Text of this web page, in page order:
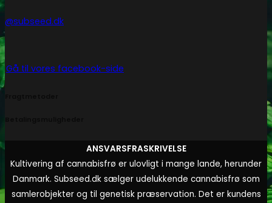
@subseed.dk
Gå til vores facebook-side
ANSVARSFRASKRIVELSE
Kultivering af cannabisfrø er ulovligt i mange lande, herunder
Danmark. Subseed.dk sælger udelukkende cannabisfrø som
samlerobjekter og til genetisk præservation. Det er kundens